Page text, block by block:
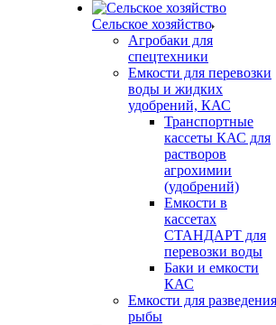
Сельское хозяйство
Агробаки для
спецтехники
Емкости для перевозки
воды и жидких
удобрений, КАС
Транспортные
кассеты КАС для
растворов
агрохимии
(удобрений)
Емкости в
кассетах
СТАНДАРТ для
перевозки воды
Баки и емкости
КАС
Емкости для разведения
рыбы